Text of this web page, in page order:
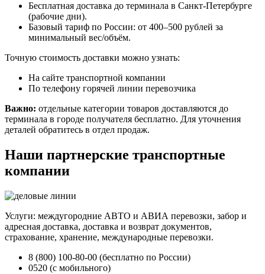
Бесплатная доставка до терминала в Санкт-Петербурге
(рабочие дни).
Базовый тариф по России: от 400–500 рублей за
минимальный вес/объём.
Точную стоимость доставки можно узнать:
На сайте транспортной компании
По телефону горячей линии перевозчика
Важно: отдельные категории товаров доставляются до
терминала в городе получателя бесплатно. Для уточнения
деталей обратитесь в отдел продаж.
Наши партнерские транспортные
компании
Услуги: междугородние АВТО и АВИА перевозки, забор и
адресная доставка, доставка и возврат документов,
страхование, хранение, международные перевозки.
8 (800) 100-80-00 (бесплатно по России)
0520 (с мобильного)